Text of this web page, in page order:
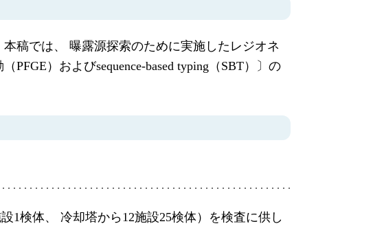
本稿では、 曝露源探索のために実施したレジオネ
）およびsequence-based typing（SBT）〕の
1検体、 冷却塔から12施設25検体）を検査に供し